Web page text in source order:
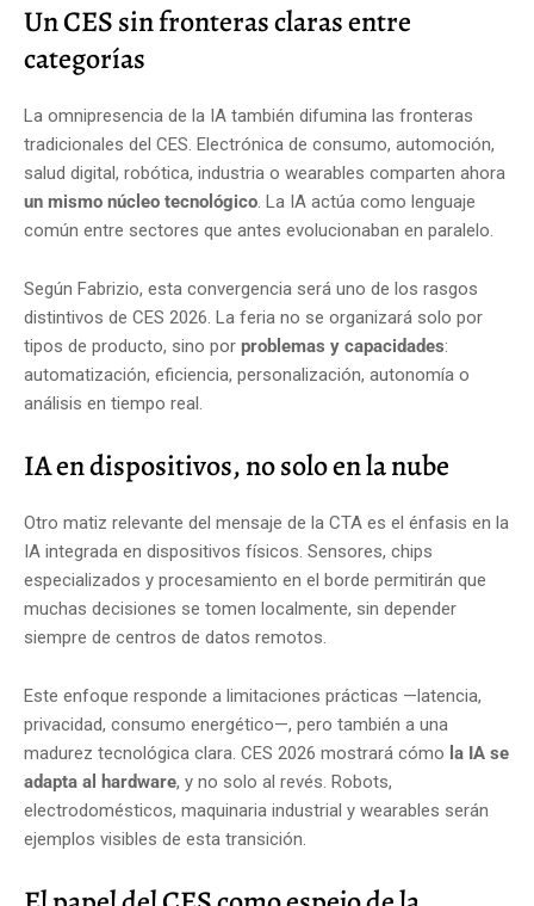
Un CES sin fronteras claras entre
categorías
La omnipresencia de la IA también difumina las fronteras
tradicionales del CES. Electrónica de consumo, automoción,
salud digital, robótica, industria o wearables comparten ahora
un mismo núcleo tecnológico. La IA actúa como lenguaje
común entre sectores que antes evolucionaban en paralelo.
Según Fabrizio, esta convergencia será uno de los rasgos
distintivos de CES 2026. La feria no se organizará solo por
tipos de producto, sino por problemas y capacidades:
automatización, eficiencia, personalización, autonomía o
análisis en tiempo real.
IA en dispositivos, no solo en la nube
Otro matiz relevante del mensaje de la CTA es el énfasis en la
IA integrada en dispositivos físicos. Sensores, chips
especializados y procesamiento en el borde permitirán que
muchas decisiones se tomen localmente, sin depender
siempre de centros de datos remotos.
Este enfoque responde a limitaciones prácticas —latencia,
privacidad, consumo energético—, pero también a una
madurez tecnológica clara. CES 2026 mostrará cómo la IA se
adapta al hardware, y no solo al revés. Robots,
electrodomésticos, maquinaria industrial y wearables serán
ejemplos visibles de esta transición.